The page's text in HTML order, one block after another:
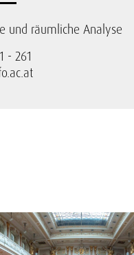
und räumliche Analyse
- 261